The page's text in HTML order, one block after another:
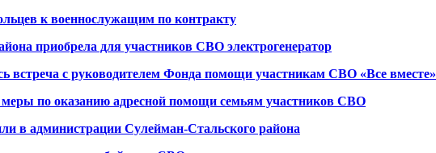
к военнослужащим по контракту
приобрела для участников СВО электрогенератор
встреча с руководителем Фонда помощи участникам СВО «Все вместе»
по оказанию адресной помощи семьям участников СВО
в администрации Сулейман-Стальского района